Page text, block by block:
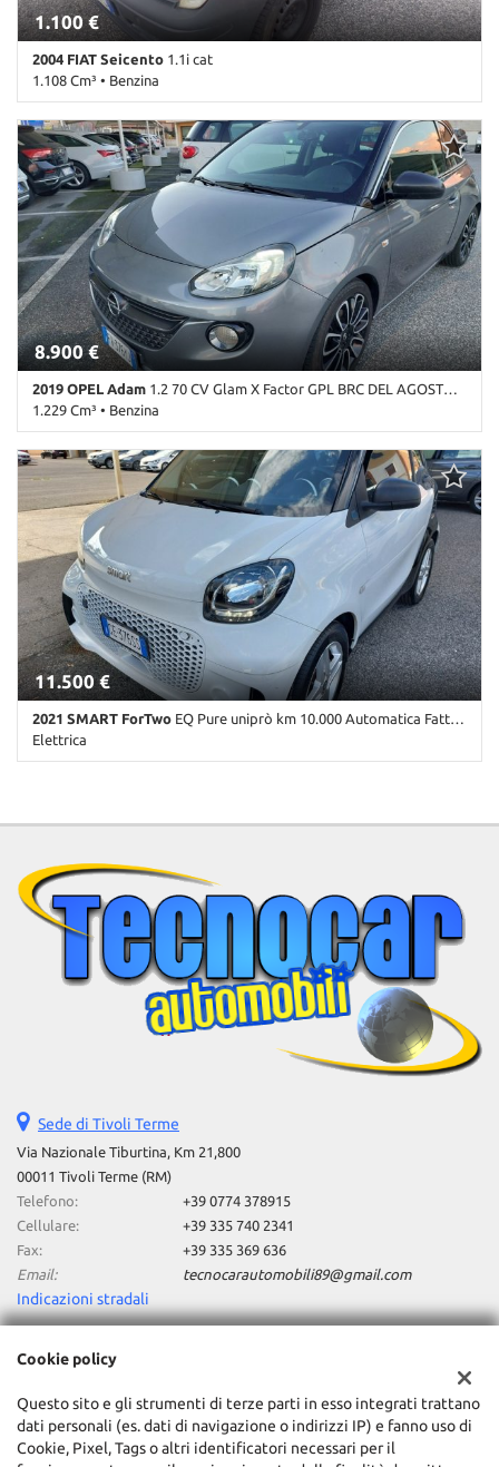
1.100 €
2004 FIAT Seicento 1.1i cat
1.108 Cm³ • Benzina
167.000 Km • Cambio Manuale (5) • Rosso pastello • 3 Porte • ABS •
Airbag • Controllo automatico clima • Immobilizzatore elettronico
8.900 €
2019 OPEL Adam 1.2 70 CV Glam X Factor GPL BRC DEL AGOSTO 2019
1.229 Cm³ • Benzina
84.000 Km • Cambio Manuale (5) • Grigio scuro metallizzato • 3
Porte • ABS • Airbag • Airbag laterali • Airbag Passeggero • Airbag
testa • Alzacristalli elettrici • Autoradio • Bluetooth • Cerchi in lega
• Chiusura centralizzata • Climatizzatore • Controllo automatico
clima • Controllo trazione • Cruise Control • ESP • Immobilizzatore
elettronico • Sedile posteriore sdoppiato • Sensori di parcheggio
posteriori • Servosterzo • Specchietti laterali elettrici • Start/Stop
Automatico • Tetto panorama • USB • Vetri oscurati • Volante in
pelle
11.500 €
2021 SMART ForTwo EQ Pure uniprò km 10.000 Automatica Fatturab.
Elettrica
Alzacristalli elettrici • Autoradio • Autoradio digitale • Bluetooth •
trazione • Cruise Control • ESP • Frenata d'emergenza assistita •
Immobilizzatore elettronico • Servosterzo • Start/Stop
Automatico • USB
Sede di Tivoli Terme
Via Nazionale Tiburtina, Km 21,800
00011 Tivoli Terme (RM)
Telefono:
+39 0774 378915
Cellulare:
+39 335 740 2341
Fax:
+39 335 369 636
Email:
tecnocarautomobili89@gmail.com
Indicazioni stradali
Tecnocar Srl
Via Nazionale Tiburtina, Km 21,800, Tivoli Terme (RM)
C.F/P.IVA:03541581009
Cookie policy
Questo sito e gli strumenti di terze parti in esso integrati trattano
dati personali (es. dati di navigazione o indirizzi IP) e fanno uso di
Cookie, Pixel, Tags o altri identificatori necessari per il